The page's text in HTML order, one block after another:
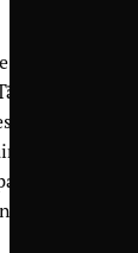
tuttu
yksi.